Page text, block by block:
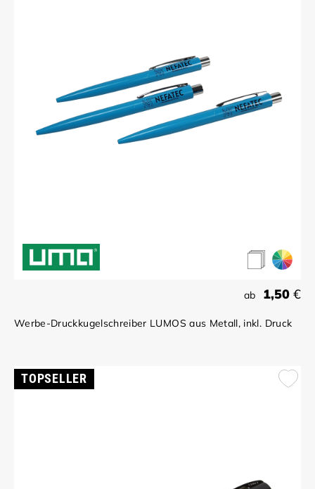
ab 1,50 €
Werbe-Druckkugelschreiber LUMOS aus Metall, inkl. Druck
TOPSELLER